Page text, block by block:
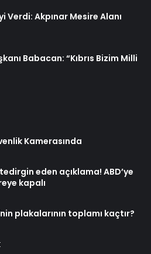
Verdi: Akpınar Mesire Alanı
Babacan: “Kıbrıs Bizim Milli
Kamerasında
eden açıklama! ABD’ye
kapalı
plakalarının toplamı kaçtır?